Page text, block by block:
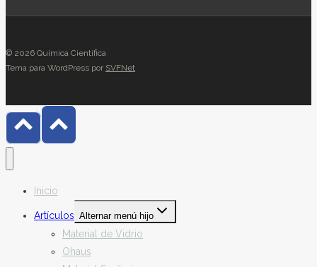
© 2026 Química Científica
Tema para WordPress por SVFNet
Inicio
Artículos Alternar menú hijo
Material de Vidrio
Ohaus